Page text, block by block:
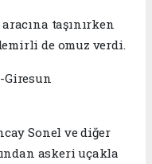
taşınırken
de omuz verdi.
Giresun
Sonel ve diğer
askeri uçakla